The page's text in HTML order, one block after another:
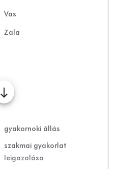
Vas
Zala
gyakornoki állás
szakmai gyakorlat
leigazolása
south